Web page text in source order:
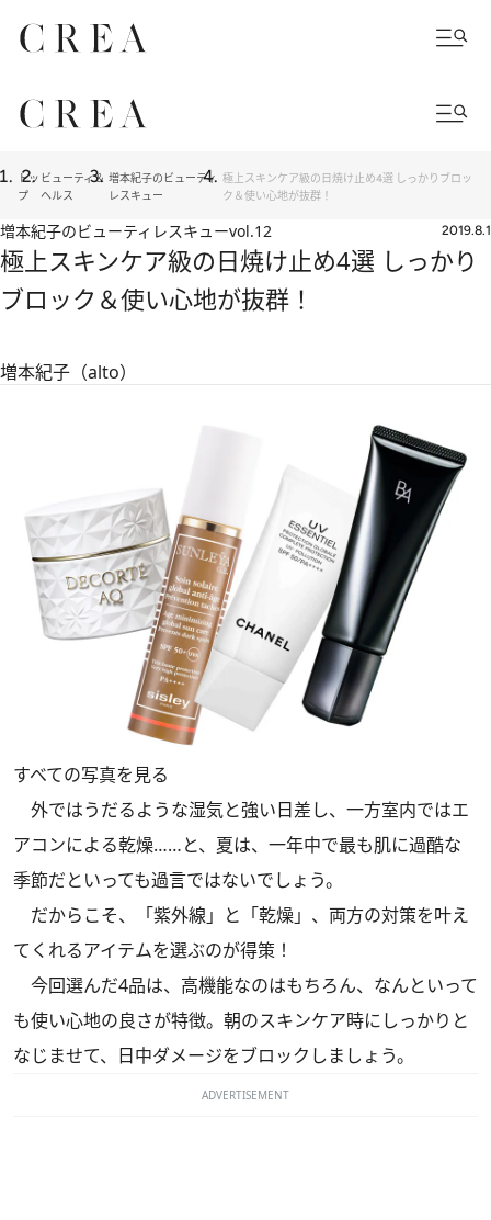
トッ
プ
ビューティ＆
ヘルス
増本紀子のビューティ
レスキュー
極上スキンケア級の日焼け止め4選 しっかりブロッ
ク＆使い心地が抜群！
増本紀子のビューティレスキューvol.12 2019.8.1
極上スキンケア級の日焼け止め4選 しっかり
ブロック＆使い心地が抜群！
増本紀子（alto）
すべての写真を見る
外ではうだるような湿気と強い日差し、一方室内ではエ
アコンによる乾燥……と、夏は、一年中で最も肌に過酷な
季節だといっても過言ではないでしょう。
だからこそ、「紫外線」と「乾燥」、両方の対策を叶え
てくれるアイテムを選ぶのが得策！
今回選んだ4品は、高機能なのはもちろん、なんといって
も使い心地の良さが特徴。朝のスキンケア時にしっかりと
なじませて、日中ダメージをブロックしましょう。
ADVERTISEMENT